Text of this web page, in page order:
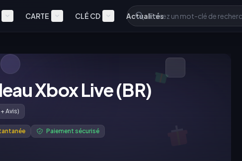
CARTE CLÉ CD Actualités
Xbox Live (BR)
Avis)
Paiement sécurisé